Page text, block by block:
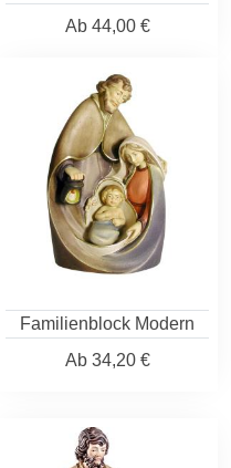
Ab44,00 €
Familienblock Modern
Ab34,20 €